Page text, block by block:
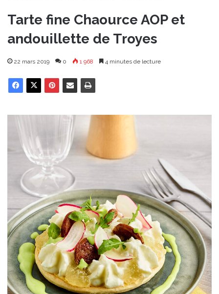
Tarte fine Chaource AOP et
andouillette de Troyes
22 mars 2019 0 1 968 4 minutes de lecture